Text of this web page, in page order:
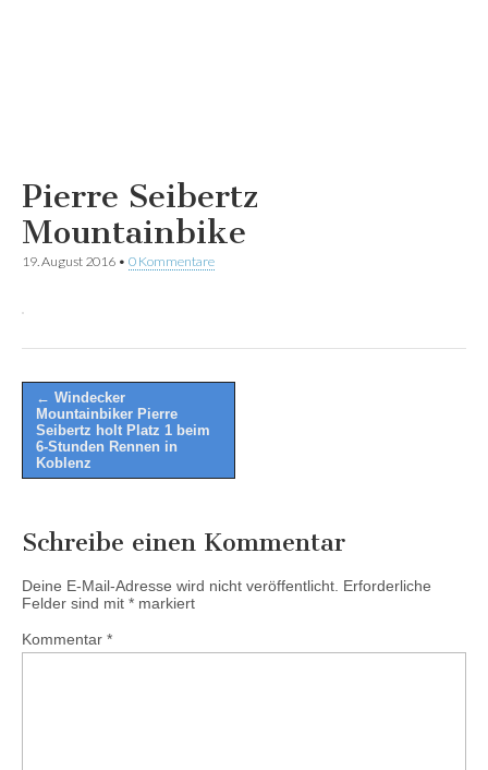
Pierre Seibertz
Mountainbike
19. August 2016 • 0 Kommentare
Post
navigation
← Windecker
Mountainbiker Pierre
Seibertz holt Platz 1 beim
6-Stunden Rennen in
Koblenz
Schreibe einen Kommentar
Deine E-Mail-Adresse wird nicht veröffentlicht. Erforderliche
Felder sind mit * markiert
Kommentar *